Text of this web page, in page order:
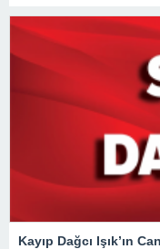
Kayıp Dağcı Işık’ın